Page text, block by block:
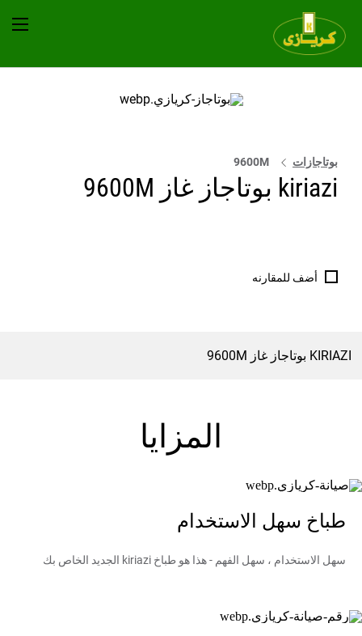
بوتاجازات 9600M
kiriazi بوتاجاز غاز 9600M
أضف للمقارنه
KIRIAZI بوتاجاز غاز 9600M
المزايا
طباخ سهل الاستخدام
سهل الاستخدام ، سهل الفهم - هذا هو طباخ kiriazi الجديد الخاص بك